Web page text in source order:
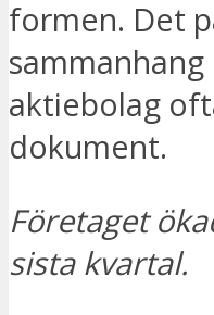
formen. Det
aktiebolag
dokument.
Företaget
sista kvartal.